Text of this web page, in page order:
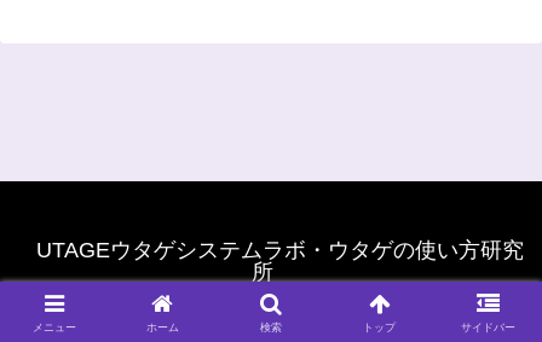
UTAGEウタゲシステムラボ・ウタゲの使い方研究
所
© 2022 UTAGEウタゲシステムラボ・ウタゲの使い方研究所.
メニュー ホーム 検索 トップ サイドバー